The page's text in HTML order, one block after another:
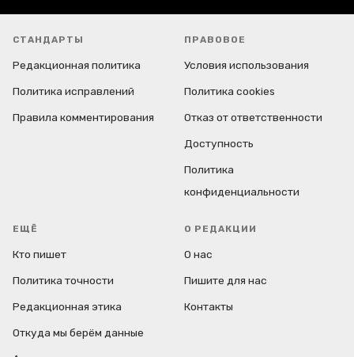
СТАНДАРТЫ
Редакционная политика
Политика исправлений
Правила комментирования
ПРАВОВОЕ
Условия использования
Политика cookies
Отказ от ответственности
Доступность
Политика
конфиденциальности
ЕЩЁ
Кто пишет
Политика точности
Редакционная этика
Откуда мы берём данные
О РЕДАКЦИИ
О нас
Пишите для нас
Контакты